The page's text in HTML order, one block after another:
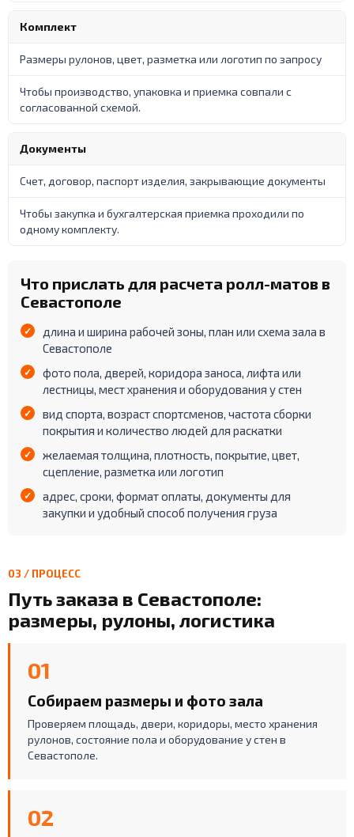
Комплект
Размеры рулонов, цвет, разметка или логотип по запросу
Чтобы производство, упаковка и приемка совпали с
согласованной схемой.
Документы
Счет, договор, паспорт изделия, закрывающие документы
Чтобы закупка и бухгалтерская приемка проходили по
одному комплекту.
Что прислать для расчета ролл-матов в
Севастополе
длина и ширина рабочей зоны, план или схема зала в
Севастополе
фото пола, дверей, коридора заноса, лифта или
лестницы, мест хранения и оборудования у стен
вид спорта, возраст спортсменов, частота сборки
покрытия и количество людей для раскатки
желаемая толщина, плотность, покрытие, цвет,
сцепление, разметка или логотип
адрес, сроки, формат оплаты, документы для
закупки и удобный способ получения груза
03 / ПРОЦЕСС
Путь заказа в Севастополе:
размеры, рулоны, логистика
01
Собираем размеры и фото зала
Проверяем площадь, двери, коридоры, место хранения
рулонов, состояние пола и оборудование у стен в
Севастополе.
02